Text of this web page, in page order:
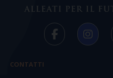
CONTATTI